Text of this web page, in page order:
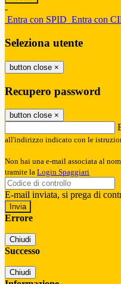
-
Entra con SPID Entra con
Seleziona utente
button close ×
Recupero password
button close ×
all'indirizzo indicato con le
Non hai una e-mail associata al
tramite la Login Spaggiari
E-mail inviata, si prega di
Errore
Chiudi
Successo
Chiudi